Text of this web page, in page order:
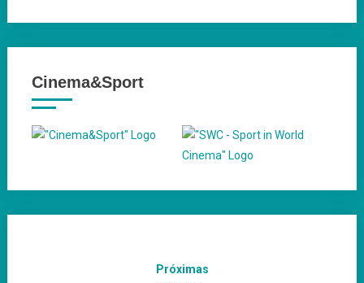
Cinema&Sport
Próximas